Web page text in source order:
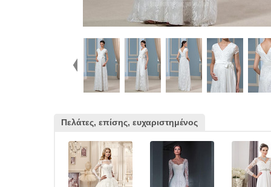
Πελάτες, επίσης, ευχαριστημένος